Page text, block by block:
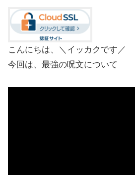
こんにちは、＼イッカクです／
今回は、最強の呪文について